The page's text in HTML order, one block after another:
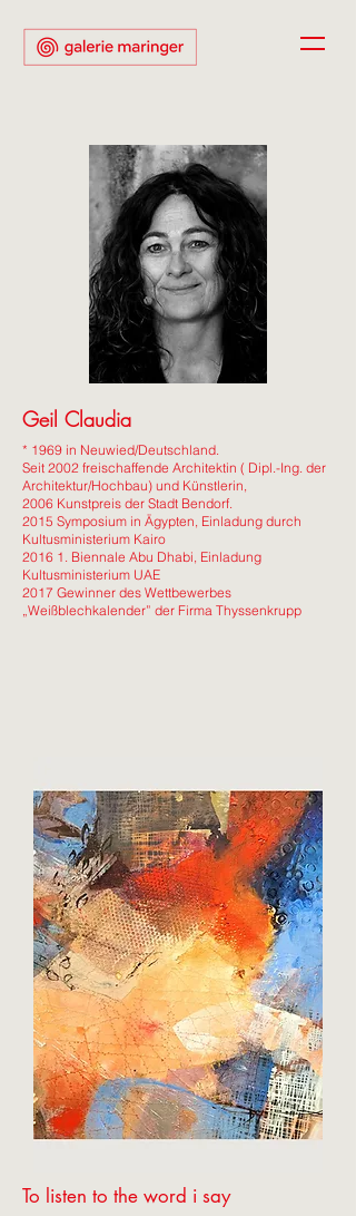
Geil Claudia
* 1969 in Neuwied/Deutschland.
Seit 2002 freischaffende Architektin ( Dipl.-Ing. der
Architektur/Hochbau) und Künstlerin,
2006 Kunstpreis der Stadt Bendorf.
2015 Symposium in Ägypten, Einladung durch
Kultusministerium Kairo
2016 1. Biennale Abu Dhabi­, Einladung
Kultusministerium UAE
2017 Gewinner des Wettbewerbes
„Weißblechkalender” der Firma Thyssenkrupp
To listen to the word i say